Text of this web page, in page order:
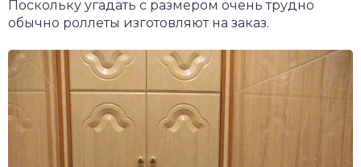
Поскольку угадать с размером очень трудно
обычно роллеты изготовляют на заказ.